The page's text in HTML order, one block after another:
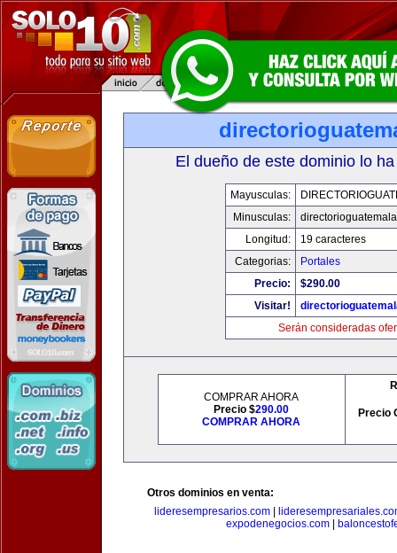
El dueño de este dominio lo
Mayusculas:
Minusculas:
Longitud:
19 caracteres
Categorias:
Portales
Precio:
$290.00
Visitar!
Serán consideradas
COMPRAR AHORA
Precio $290.00
COMPRAR AHORA
Precio
Otros dominios en venta:
lideresempresarios.com|
expodenegocios.com|